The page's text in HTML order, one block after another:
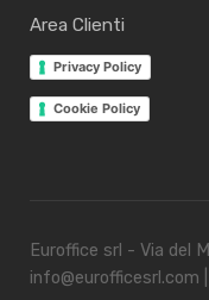
Area Clienti
Privacy Policy
Cookie Policy
Euroffice srl - Via del
info@eurofficesrl.com